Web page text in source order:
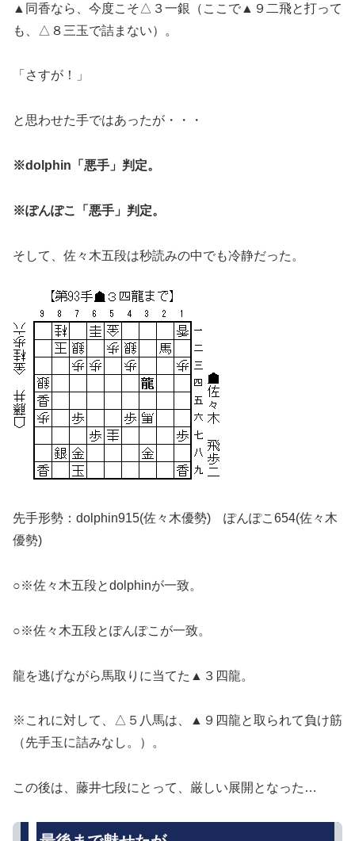
▲同香なら、今度こそ△３一銀（ここで▲９二飛と打って
も、△８三玉で詰まない）。
「さすが！」
と思わせた手ではあったが・・・
※dolphin「悪手」判定。
※ぽんぽこ「悪手」判定。
そして、佐々木五段は秒読みの中でも冷静だった。
先手形勢：dolphin915(佐々木優勢) ぽんぽこ654(佐々木
優勢)
○※佐々木五段とdolphinが一致。
○※佐々木五段とぽんぽこが一致。
龍を逃げながら馬取りに当てた▲３四龍。
※これに対して、△５八馬は、▲９四龍と取られて負け筋
（先手玉に詰みなし。）。
この後は、藤井七段にとって、厳しい展開となった…